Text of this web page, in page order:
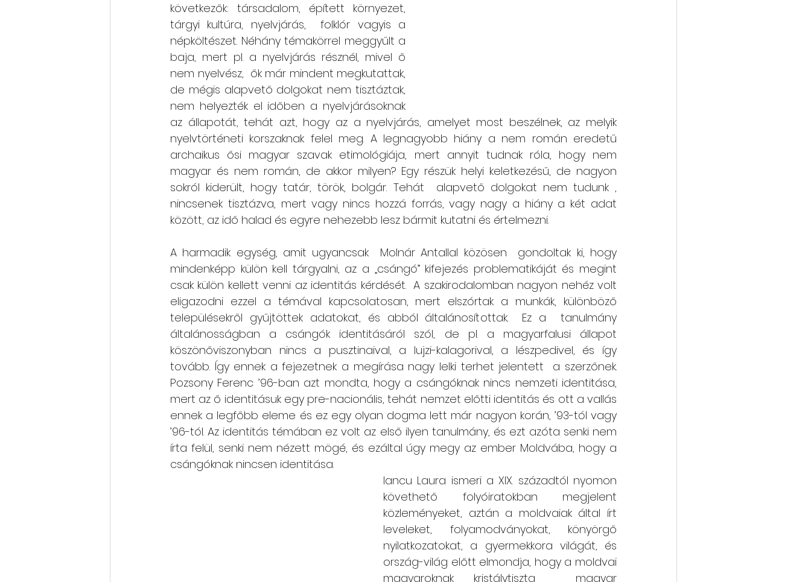
következők: társadalom, épített környezet,
tárgyi kultúra, nyelvjárás,  folklór vagyis a
népköltészet. Néhány témakörrel meggyűlt a
baja, mert pl. a nyelvjárás résznél, mivel ő
nem nyelvész,  ők már mindent megkutattak,
de mégis alapvető dolgokat nem tisztáztak,
nem helyezték el időben a nyelvjárásoknak
az állapotát, tehát azt, hogy az a nyelvjárás, amelyet most beszélnek, az melyik
nyelvtörténeti korszaknak felel meg. A legnagyobb hiány a nem román eredetű
archaikus ősi magyar szavak etimológiája, mert annyit tudnak róla, hogy nem
magyar és nem román, de akkor milyen? Egy részük helyi keletkezésű, de nagyon
sokról kiderült, hogy tatár, török, bolgár. Tehát  alapvető dolgokat nem tudunk ,
nincsenek tisztázva, mert vagy nincs hozzá forrás, vagy nagy a hiány a két adat
között, az idő halad és egyre nehezebb lesz bármit kutatni és értelmezni.
A harmadik egység, amit ugyancsak  Molnár Antallal közösen  gondoltak ki, hogy
mindenképp külön kell tárgyalni, az a „csángó” kifejezés problematikáját és megint
csak külön kellett venni az identitás kérdését.  A szakirodalomban nagyon nehéz volt
eligazodni ezzel a témával kapcsolatosan, mert elszórtak a munkák, különböző
településekről gyűjtöttek adatokat, és abból általánosítottak.  Ez a  tanulmány
általánosságban a csángók identitásáról szól, de pl. a magyarfalusi állapot
köszönőviszonyban nincs a pusztinaival, a lujzi-kalagorival, a lészpedivel, és így
tovább. Így ennek a fejezetnek a megírása nagy lelki terhet jelentett  a szerzőnek.
Pozsony Ferenc ’96-ban azt mondta, hogy a csángóknak nincs nemzeti identitása,
mert az ő identitásuk egy pre-nacionális, tehát nemzet előtti identitás és ott a vallás
ennek a legfőbb eleme és ez egy olyan dogma lett már nagyon korán, ’93-tól vagy
’96-tól. Az identitás témában ez volt az első ilyen tanulmány, és ezt azóta senki nem
írta felül, senki nem nézett mögé, és ezáltal úgy megy az ember Moldvába, hogy a
csángóknak nincsen identitása.
Iancu Laura ismeri a XIX. századtól nyomon
követhető folyóiratokban megjelent
közleményeket, aztán a moldvaiak által írt
leveleket, folyamodványokat, könyörgő
nyilatkozatokat, a gyermekkora világát, és
ország-világ előtt elmondja, hogy a moldvai
magyaroknak kristálytiszta  magyar